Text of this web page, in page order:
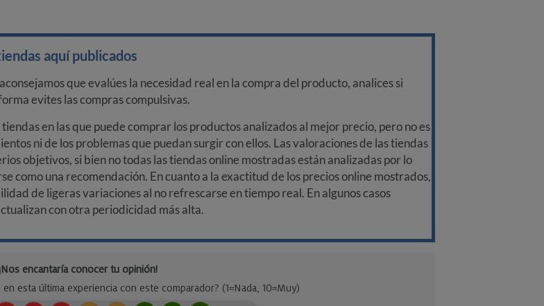
aquí publicados
que evalúes la necesidad real en la compra del producto, analices si
evites las compras compulsivas.
en las que puede comprar los productos analizados al mejor precio, pero no es
ni de los problemas que puedan surgir con ellos. Las valoraciones de las tiendas
objetivos, si bien no todas las tiendas online mostradas están analizadas por lo
como una recomendación. En cuanto a la exactitud de los precios online mostrados,
de ligeras variaciones al no refrescarse en tiempo real. En algunos casos
con otra periodicidad más alta.